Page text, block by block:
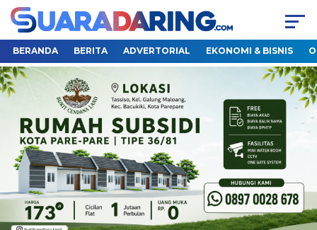
BERANDA BERITA ADVERTORIAL EKONOMI & BISNIS